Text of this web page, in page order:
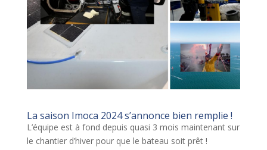
La saison Imoca 2024 s’annonce bien remplie !
L’équipe est à fond depuis quasi 3 mois maintenant sur
le chantier d’hiver pour que le bateau soit prêt !